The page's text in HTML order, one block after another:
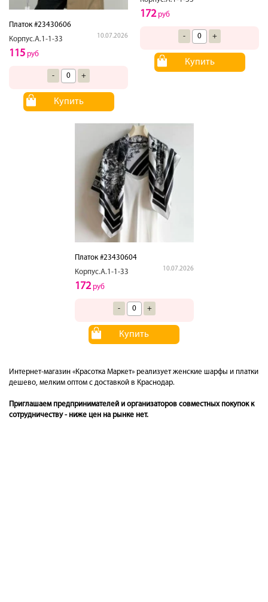
Платок #23430606
Корпус.А.1-1-33
10.07.2026
115 руб
- +
Купить
172руб
- +
Купить
Платок #23430604
Корпус.А.1-1-33
10.07.2026
172руб
- +
Купить
Интернет-магазин «Красотка Маркет» реализует женские шарфы и платки
дешево, мелким оптом с доставкой в Краснодар.
Приглашаем предпринимателей и организаторов совместных покупок к
сотрудничеству - ниже цен на рынке нет.